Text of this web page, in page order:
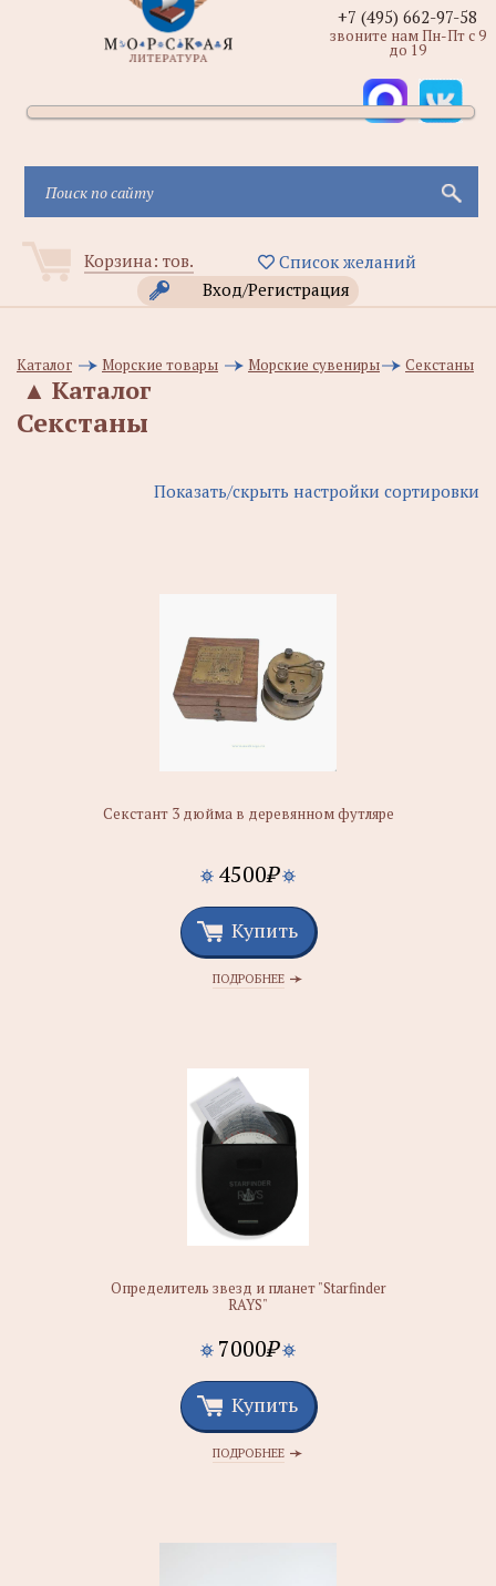
Корзина: тов.
Список желаний
Вход/Регистрация
+7 (495) 662-97-58
звоните нам Пн-Пт с 9
до 19
Каталог Морские товары Морские сувениры Секстаны
Каталог
▲
Секстаны
Показать/скрыть настройки сортировки
Секстант 3 дюйма в деревянном футляре
4500₽
Купить
ПОДРОБНЕЕ
Определитель звезд и планет "Starfinder
RAYS"
7000₽
Купить
ПОДРОБНЕЕ